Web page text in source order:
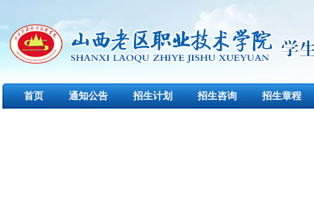
首页 通知公告 招生计划 招生咨询 招生章程